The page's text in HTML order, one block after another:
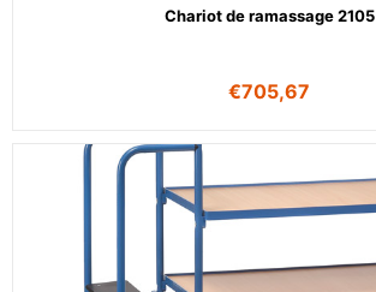
Chariot de ramassage 2105
€705,67